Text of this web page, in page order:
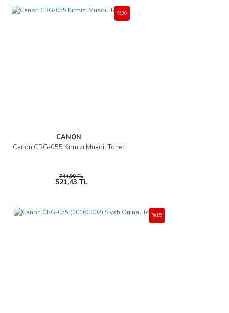
CANON
Canon CRG-055 Kırmızı Muadil Toner
%30
744,90 TL
521,43 TL
%15